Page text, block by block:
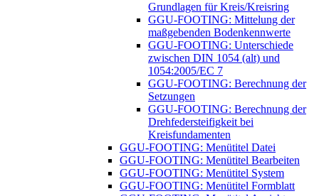
Grundlagen für Kreis/Kreisring
GGU-FOOTING: Mittelung der
maßgebenden Bodenkennwerte
GGU-FOOTING: Unterschiede
zwischen DIN 1054 (alt) und
1054:2005/EC 7
GGU-FOOTING: Berechnung der
Setzungen
GGU-FOOTING: Berechnung der
Drehfedersteifigkeit bei
Kreisfundamenten
GGU-FOOTING: Menütitel Datei
GGU-FOOTING: Menütitel Bearbeiten
GGU-FOOTING: Menütitel System
GGU-FOOTING: Menütitel Formblatt